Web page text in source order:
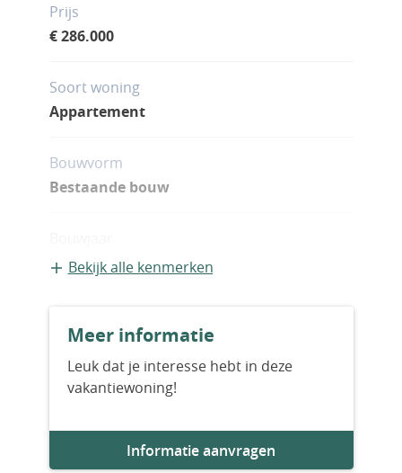
Prijs
€ 286.000
Soort woning
Appartement
Bouwvorm
Bestaande bouw
2027
Aantal badkamers
Woningfaciliteiten
Bekijk alle kenmerken
Meer informatie
Leuk dat je interesse hebt in deze
vakantiewoning!
Informatie aanvragen